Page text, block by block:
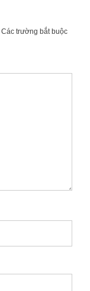
Các trường bắt buộc